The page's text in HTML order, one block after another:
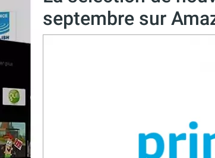
septembre sur